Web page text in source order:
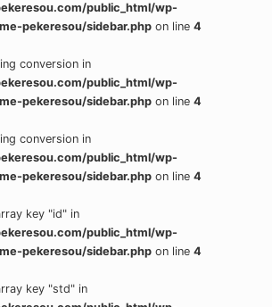
public_html/wp-
pekeresou/sidebar.php on line4
conversion in
public_html/wp-
pekeresou/sidebar.php on line4
conversion in
public_html/wp-
pekeresou/sidebar.php on line4
key "id" in
public_html/wp-
pekeresou/sidebar.php on line4
key "std" in